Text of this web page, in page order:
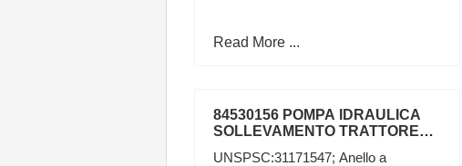
Read More ...
84530156 POMPA IDRAULICA
SOLLEVAMENTO TRATTORE
UNSPSC:31171547; Anello a